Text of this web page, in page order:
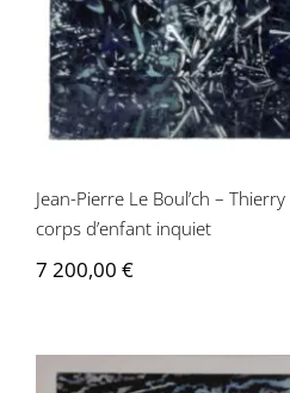
Jean-Pierre Le Boul’ch –
corps d’enfant inquiet
7 200,00 €